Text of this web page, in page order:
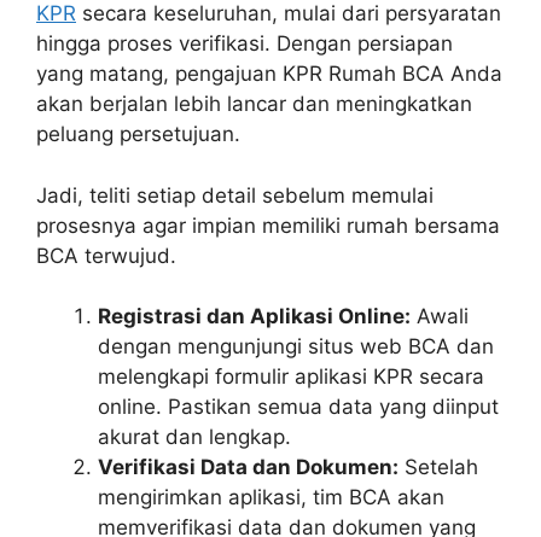
KPR secara keseluruhan, mulai dari persyaratan
hingga proses verifikasi. Dengan persiapan
yang matang, pengajuan KPR Rumah BCA Anda
akan berjalan lebih lancar dan meningkatkan
peluang persetujuan.
Jadi, teliti setiap detail sebelum memulai
prosesnya agar impian memiliki rumah bersama
BCA terwujud.
Registrasi dan Aplikasi Online: Awali
dengan mengunjungi situs web BCA dan
melengkapi formulir aplikasi KPR secara
online. Pastikan semua data yang diinput
akurat dan lengkap.
Verifikasi Data dan Dokumen: Setelah
mengirimkan aplikasi, tim BCA akan
memverifikasi data dan dokumen yang